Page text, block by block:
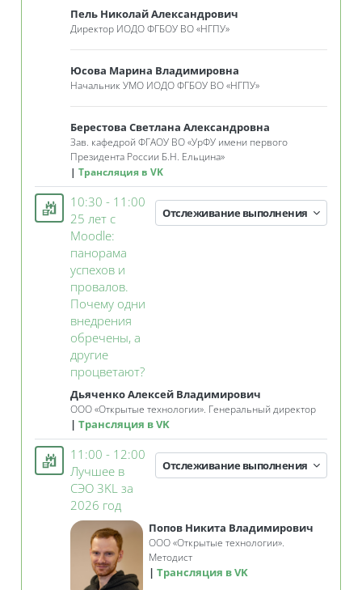
Пель Николай Александрович
Директор ИОДО ФГБОУ ВО«НГПУ»
Юсова Марина Владимировна
Начальник УМО ИОДО ФГБОУ ВО«НГПУ»
Берестова Светлана Александровна
Зав. кафедрой ФГАОУ ВО«УрФУ имени первого
Президента России Б.Н. Ельцина»
Трансляция в VK
10:30 - 11:00
25 лет с
Moodle:
панорама
успехов и
провалов.
Почему одни
внедрения
обречены, а
другие
процветают?Занятие 3KL
Отслеживание выполнения
Дьяченко Алексей Владимирович
ООО«Открытые технологии». Генеральный директор
Трансляция в VK
11:00 - 12:00
Лучшее в
СЭО 3KL за
2026 год
Отслеживание выполнения
Попов Никита Владимирович
ООО «Открытые технологии».
Методист
Трансляция в VK